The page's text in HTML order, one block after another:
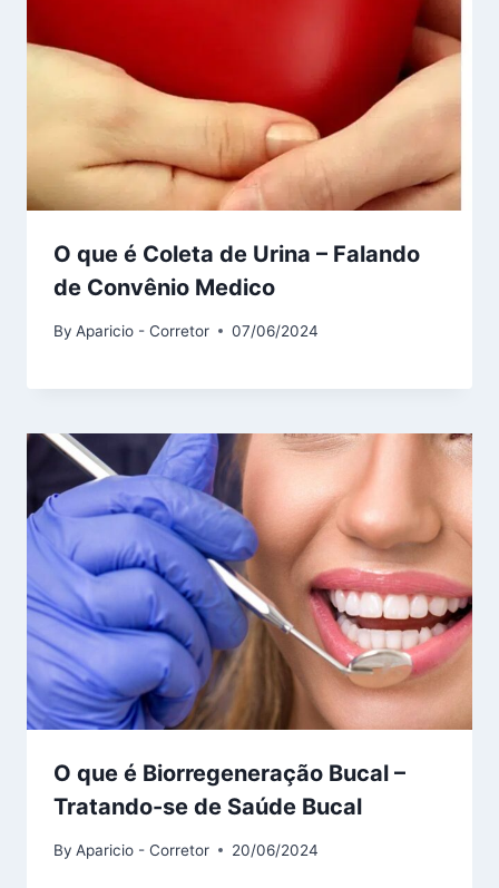
O que é Coleta de Urina – Falando
de Convênio Medico
By Aparicio - Corretor 07/06/2024
O que é Biorregeneração Bucal –
Tratando-se de Saúde Bucal
By Aparicio - Corretor 20/06/2024